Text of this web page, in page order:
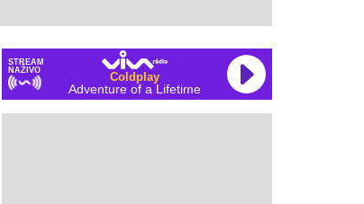
STREAM
NAŽIVO
Coldplay
Adventure of a Lifetime